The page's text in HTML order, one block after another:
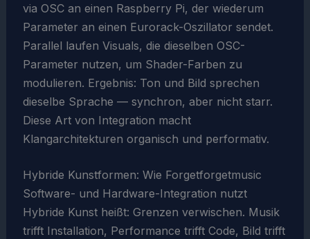
via OSC an einen Raspberry Pi, der wiederum
Parameter an einen Eurorack-Oszillator sendet.
Parallel laufen Visuals, die dieselben OSC-
Parameter nutzen, um Shader-Farben zu
modulieren. Ergebnis: Ton und Bild sprechen
dieselbe Sprache — synchron, aber nicht starr.
Diese Art von Integration macht
Klangarchitekturen organisch und performativ.
Hybride Kunstformen: Wie Forgetforgetmusic
Software- und Hardware-Integration nutzt
Hybride Kunst heißt: Grenzen verwischen. Musik
trifft Installation, Performance trifft Code, Bild trifft